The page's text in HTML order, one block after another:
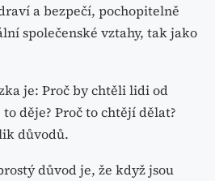
a bezpečí, pochopitelně
společenské vztahy, tak jako
je: Proč by chtěli lidi od
děje? Proč to chtějí dělat?
důvodů.
důvod je, že když jsou